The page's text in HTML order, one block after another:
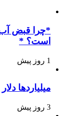
است؟ *
1 روز پیش
میلیاردها
3 روز پیش